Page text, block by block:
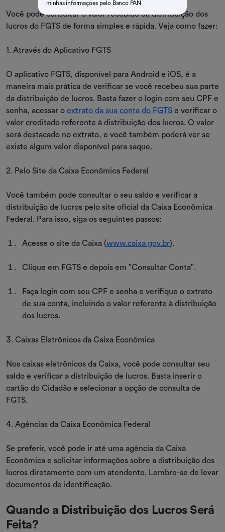
Você pode consultar o valor recebido da distribuição dos
lucros do FGTS de forma simples e rápida. Veja como fazer:
1. Através do Aplicativo FGTS
O aplicativo FGTS, disponível para Android e iOS, é a
maneira mais prática de verificar se você recebeu sua parte
da distribuição de lucros. Basta fazer o login com seu CPF e
senha, acessar o extrato da sua conta do FGTS e verificar o
valor creditado referente à distribuição dos lucros. O valor
será destacado no extrato, e você também poderá ver se
existe algum valor disponível para saque.
2. Pelo Site da Caixa Econômica Federal
Você também pode consultar o seu saldo e verificar a
distribuição de lucros pelo site oficial da Caixa Econômica
Federal. Para isso, siga os seguintes passos:
Acesse o site da Caixa (www.caixa.gov.br).
Clique em FGTS e depois em "Consultar Conta".
Faça login com seu CPF e senha e verifique o extrato
de sua conta, incluindo o valor referente à distribuição
dos lucros.
3. Caixas Eletrônicos da Caixa Econômica
Nos caixas eletrônicos da Caixa, você pode consultar seu
saldo e verificar a distribuição de lucros. Basta inserir o
cartão do Cidadão e selecionar a opção de consulta de
FGTS.
4. Agências da Caixa Econômica Federal
Se preferir, você pode ir até uma agência da Caixa
Econômica e solicitar informações sobre a distribuição dos
lucros diretamente com um atendente. Lembre-se de levar
documentos de identificação.
Quando a Distribuição dos Lucros Será
Feita?
minhas informaçoes pelo Banco PAN